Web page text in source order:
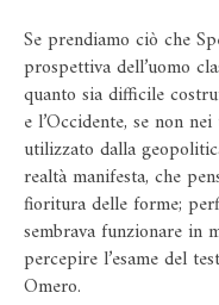
Se prendiamo ciò che
prospettiva dell’uomo
quanto sia difficile
e l’Occidente, se non
utilizzato dalla
realtà manifesta, che
fioritura delle forme;
sembrava funzionare in
percepire l’esame del
Omero.